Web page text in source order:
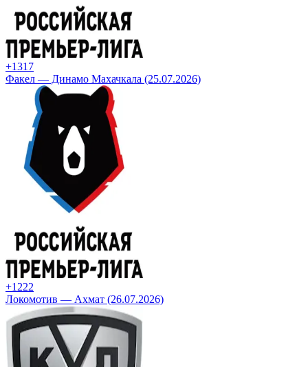
+1317
Факел — Динамо Махачкала (25.07.2026)
+1222
Локомотив — Ахмат (26.07.2026)